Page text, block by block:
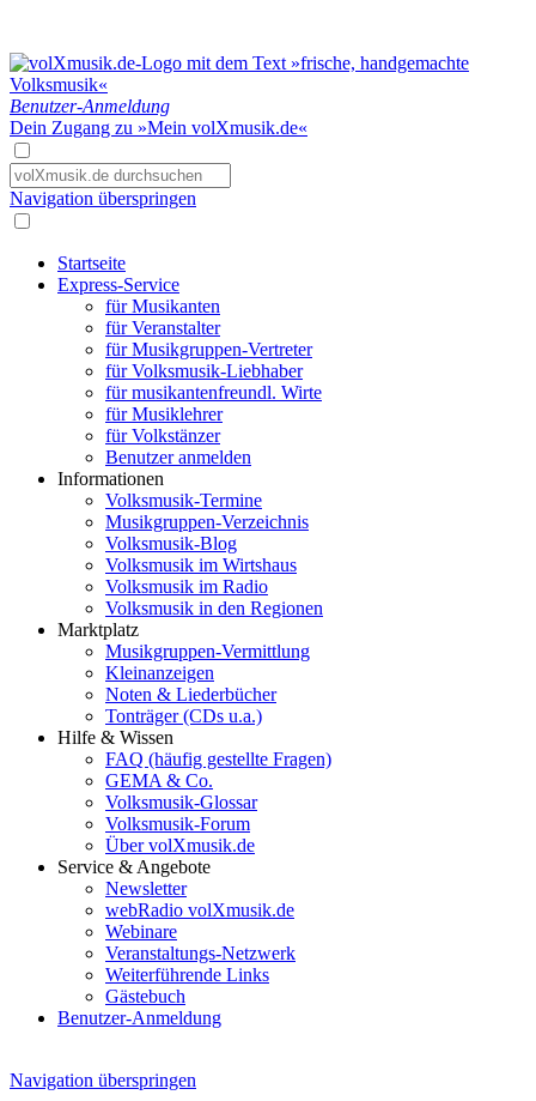
Benutzer-Anmeldung
Dein Zugang zu »Mein volXmusik.de«
Navigation überspringen
Startseite
Express-Service
für Musikanten
für Veranstalter
für Musikgruppen-Vertreter
für Volksmusik-Liebhaber
für musikantenfreundl. Wirte
für Musiklehrer
für Volkstänzer
Benutzer anmelden
Informationen
Volksmusik-Termine
Musikgruppen-Verzeichnis
Volksmusik-Blog
Volksmusik im Wirtshaus
Volksmusik im Radio
Volksmusik in den Regionen
Marktplatz
Musikgruppen-Vermittlung
Kleinanzeigen
Noten & Liederbücher
Tonträger (CDs u.a.)
Hilfe & Wissen
FAQ (häufig gestellte Fragen)
GEMA & Co.
Volksmusik-Glossar
Volksmusik-Forum
Über volXmusik.de
Service & Angebote
Newsletter
webRadio volXmusik.de
Webinare
Veranstaltungs-Netzwerk
Weiterführende Links
Gästebuch
Benutzer-Anmeldung
Navigation überspringen